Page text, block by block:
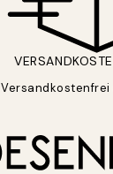
Versandkostenfrei